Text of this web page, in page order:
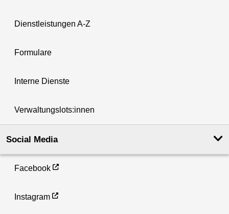
Dienstleistungen A-Z
Formulare
Interne Dienste
Verwaltungslots:innen
Social Media
Facebook
Instagram